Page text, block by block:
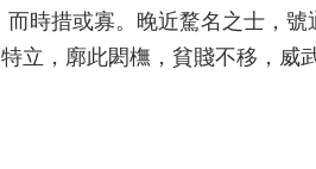
時措或寡。晚近騖名之士，號
立，廓此閎橅，貧賤不移，威